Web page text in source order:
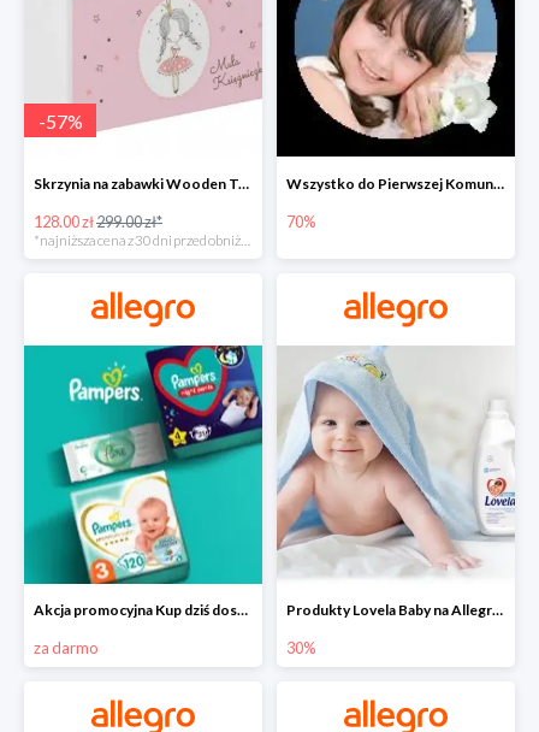
-57%
Skrzynia na zabawki Wooden Toys -57%
128.00 zł299.00 zł*
Wszystko do Pierwszej Komunii na Allegro do -70%
70%
Akcja promocyjna Kup dziś dostawa jutro
za darmo
Produkty Lovela Baby na Allegro do -30%
30%